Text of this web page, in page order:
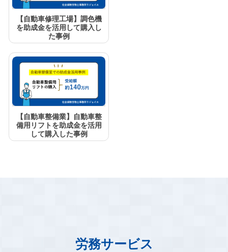
【自動車修理工場】調色機
を助成金を活用して購入し
た事例
【自動車整備業】自動車整
備用リフトを助成金を活用
して購入した事例
労務サービス